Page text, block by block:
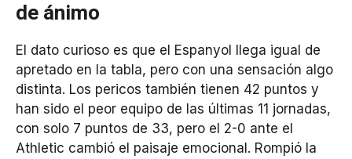
de ánimo
El dato curioso es que el Espanyol llega igual de
apretado en la tabla, pero con una sensación algo
distinta. Los pericos también tienen 42 puntos y
han sido el peor equipo de las últimas 11 jornadas,
con solo 7 puntos de 33, pero el 2-0 ante el
Athletic cambió el paisaje emocional. Rompió la